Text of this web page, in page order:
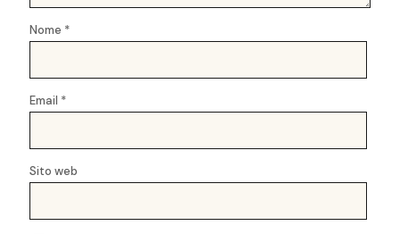
Nome *
Email *
Sito web